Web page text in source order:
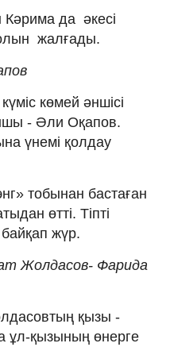
Кәрима да әкесі
жалғады.
көмей әншісі
- Әли Оқапов.
үнемі қолдау
тобынан бастаған
өтті. Тіпті
байқап жүр.
Жолдасов- Фарида
қызы -
қызының өнерге